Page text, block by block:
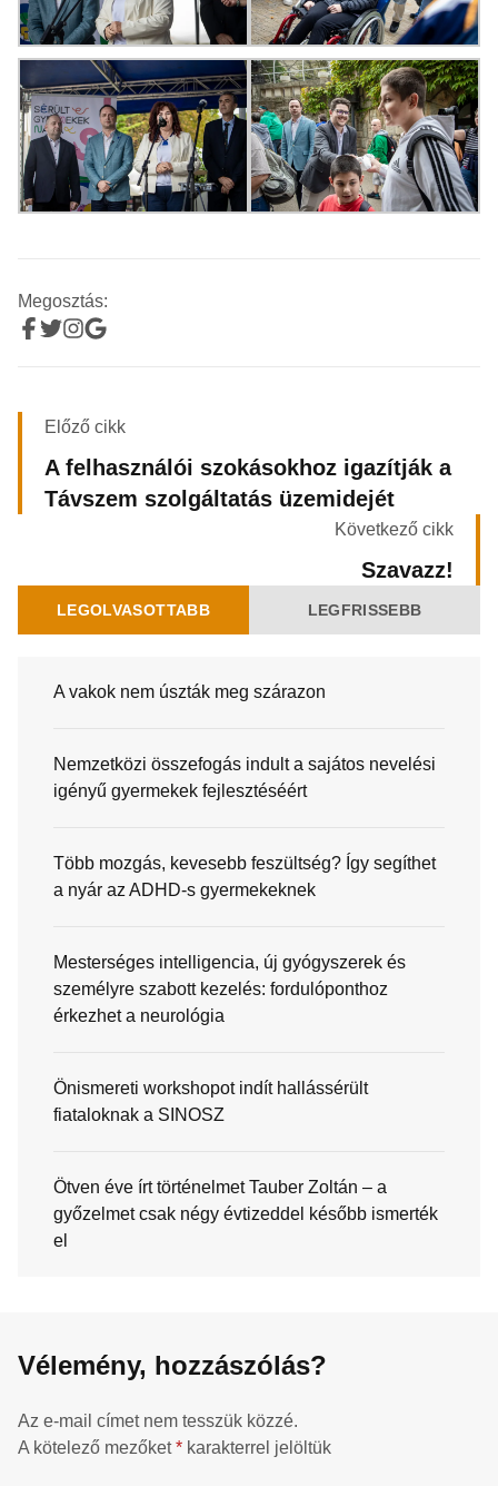
Megosztás:
Előző cikk
A felhasználói szokásokhoz igazítják a
Távszem szolgáltatás üzemidejét
Következő cikk
Szavazz!
LEGOLVASOTTABB LEGFRISSEBB
A vakok nem úszták meg szárazon
Nemzetközi összefogás indult a sajátos nevelési
igényű gyermekek fejlesztéséért
Több mozgás, kevesebb feszültség? Így segíthet
a nyár az ADHD-s gyermekeknek
Mesterséges intelligencia, új gyógyszerek és
személyre szabott kezelés: fordulóponthoz
érkezhet a neurológia
Önismereti workshopot indít hallássérült
fiataloknak a SINOSZ
Ötven éve írt történelmet Tauber Zoltán – a
győzelmet csak négy évtizeddel később ismerték
el
Vélemény, hozzászólás?
Az e-mail címet nem tesszük közzé.
A kötelező mezőket* karakterrel jelöltük